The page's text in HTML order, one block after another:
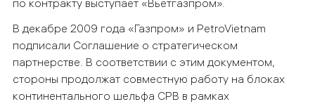
по контракту выступает «Вьетгазпром».
В декабре 2009 года «Газпром» и PetroVietnam
подписали Соглашение о стратегическом
партнерстве. В соответствии с этим документом,
стороны продолжат совместную работу на блоках
континентального шельфа СРВ в рамках